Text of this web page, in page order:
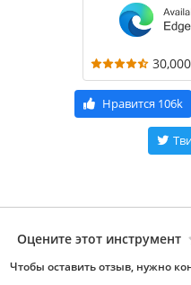
Нравится 106k
Оцените этот инструмент
Чтобы оставить отзыв, нужно